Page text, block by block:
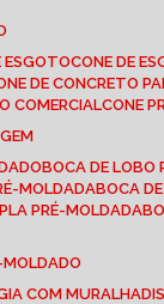
ESGOTO CONE DE
DE CONCRETO
COMERCIAL
CONE
BOCA DE
MOLDADA
BOCA
PRÉ-MOLDADA
MOLDADO
COM MURALHA